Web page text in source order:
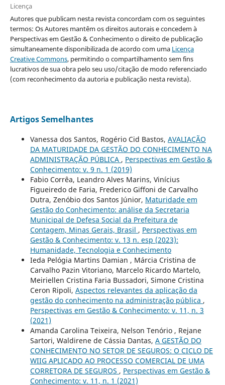
Licença
Autores que publicam nesta revista concordam com os seguintes
termos: Os Autores mantêm os direitos autorais e concedem à
Perspectivas em Gestão & Conhecimento o direito de publicação
simultaneamente disponibilizada de acordo com uma Licença
Creative Commons, permitindo o compartilhamento sem fins
lucrativos de sua obra pelo seu uso/citação de modo referenciado
(com reconhecimento da autoria e publicação nesta revista).
Artigos Semelhantes
Vanessa dos Santos, Rogério Cid Bastos, AVALIAÇÃO
DA MATURIDADE DA GESTÃO DO CONHECIMENTO NA
ADMINISTRAÇÃO PÚBLICA , Perspectivas em Gestão &
Conhecimento: v. 9 n. 1 (2019)
Fabio Corrêa, Leandro Alves Marins, Vinícius
Figueiredo de Faria, Frederico Giffoni de Carvalho
Dutra, Zenóbio dos Santos Júnior, Maturidade em
Gestão do Conhecimento: análise da Secretaria
Municipal de Defesa Social da Prefeitura de
Contagem, Minas Gerais, Brasil , Perspectivas em
Gestão & Conhecimento: v. 13 n. esp (2023):
Humanidade, Tecnologia e Conhecimento
Ieda Pelógia Martins Damian , Márcia Cristina de
Carvalho Pazin Vitoriano, Marcelo Ricardo Martelo,
Meiriellen Cristina Faria Bussadori, Simone Cristina
Ceron Ripoli, Aspectos relevantes da aplicação da
gestão do conhecimento na administração pública ,
Perspectivas em Gestão & Conhecimento: v. 11, n. 3
(2021)
Amanda Carolina Teixeira, Nelson Tenório , Rejane
Sartori, Waldirene de Cássia Dantas, A GESTÃO DO
CONHECIMENTO NO SETOR DE SEGUROS: O CICLO DE
WIIG APLICADO AO PROCESSO COMERCIAL DE UMA
CORRETORA DE SEGUROS , Perspectivas em Gestão &
Conhecimento: v. 11, n. 1 (2021)